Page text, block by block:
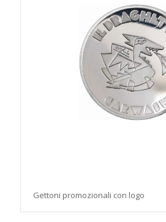
Gettoni promozionali con logo